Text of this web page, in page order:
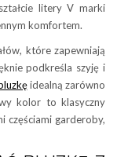
litery V marki
komfortem.
które zapewniają
podkreśla szyję i
idealną zarówno
kolor to klasyczny
częściami garderoby,